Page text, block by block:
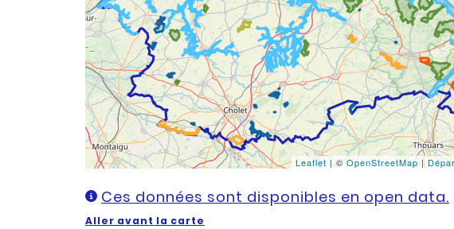
Leaflet | ©OpenStreetMap|
Ces données sont disponibles en open data.
Aller avant la carte